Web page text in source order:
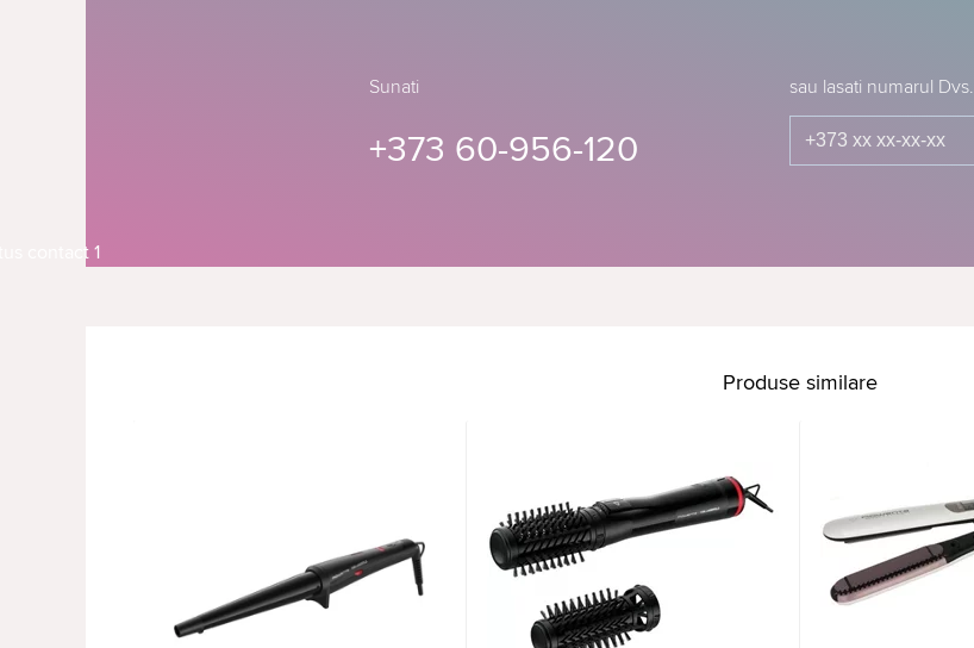
Sunati sau lasati numarul Dvs.
+373 60-956-120
Produse similare